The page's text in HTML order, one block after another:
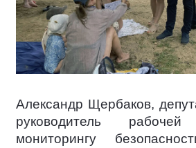
Александр Щербаков,
руководитель
мониторингу